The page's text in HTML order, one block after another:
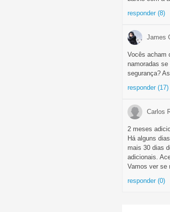
responder (8)
James
Vocês acham
namoradas
segurança?
responder (17)
Carlos
2 meses
Há alguns
mais 30 dias
adicionais.
Vamos ver se
responder (0)